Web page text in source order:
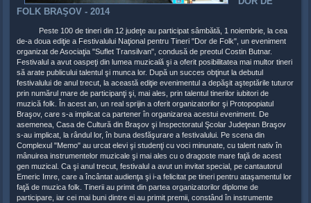
FOLK BRAŞOV - 2014
Peste 100 de tineri din 12 judeţe au participat sâmbătă, 1 noiembrie, la cea
de-a doua ediţie a Festivalului Naţional pentru Tineri "Dor de Folk", un eveniment
organizat de Asociaţia "Suflet Transilvan", condusă de preotul Costin Butnar.
Festivalul a avut oaspeţi din lumea muzicală şi a oferit posibilitatea mai multor tineri
să arate publicului talentul şi munca lor. După un succes obţinut la debutul
festivalului de anul trecut, la această ediţie evenimentul a depăşit aşteptările tuturor
prin numărul mare de participanţi şi, mai ales, prin talentul tinerilor iubitori de
muzică folk. În acest an, un real sprijin a oferit organizatorilor şi Protopopiatul
Braşov, care s-a implicat ca partener în organizarea acestui eveniment. De
asemenea, Casa de Cultură din Braşov şi Inspectoratul Şcolar Judeţean Braşov
s-au implicat, la rândul lor, în buna desfăşurare a festivalului. Pe scena din
Complexul "Memo" au urcat elevi şi studenţi cu voci minunate, cu talent nativ în
mânuirea instrumentelor muzicale şi mai ales cu o dragoste mare faţă de acest
gen muzical. Ca şi anul trecut, festivalul a avut un invitat special, pe cantautorul
Emeric Imre, care a încântat audienţa şi i-a felicitat pe tineri pentru ataşamentul lor
faţă de muzica folk. Tinerii au primit din partea organizatorilor diplome de
participare, iar cei mai buni dintre ei au primit premii, constând în instrumente